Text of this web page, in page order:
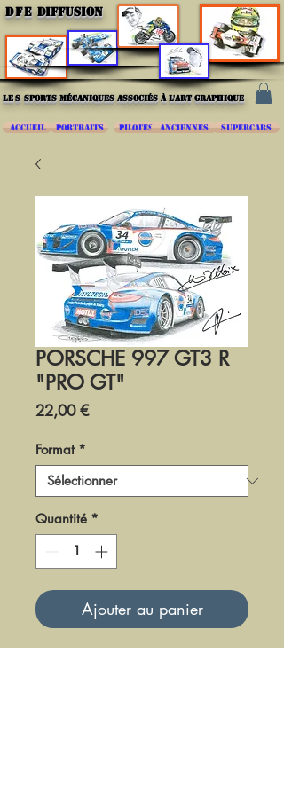
DFE DIFFUSION
les sports mécaniques associés à l'art graphique
ACCUEIL PORTRAITS PILOTES ANCIENNES SUPERCARS
PORSCHE 997 GT3 R
"PRO GT"
22,00 €Prix
Format *
Quantité *
Ajouter au panier